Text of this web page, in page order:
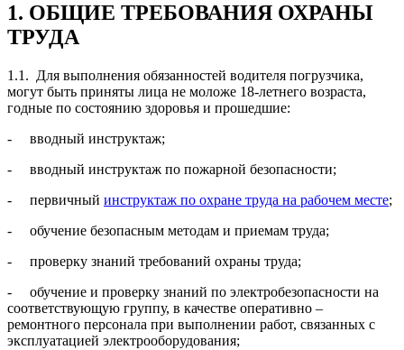
1. ОБЩИЕ ТРЕБОВАНИЯ ОХРАНЫ
ТРУДА
1.1. Для выполнения обязанностей водителя погрузчика,
могут быть приняты лица не моложе 18-летнего возраста,
годные по состоянию здоровья и прошедшие:
- вводный инструктаж;
- вводный инструктаж по пожарной безопасности;
- первичный инструктаж по охране труда на рабочем месте;
- обучение безопасным методам и приемам труда;
- проверку знаний требований охраны труда;
- обучение и проверку знаний по электробезопасности на
соответствующую группу, в качестве оперативно –
ремонтного персонала при выполнении работ, связанных с
эксплуатацией электрооборудования;